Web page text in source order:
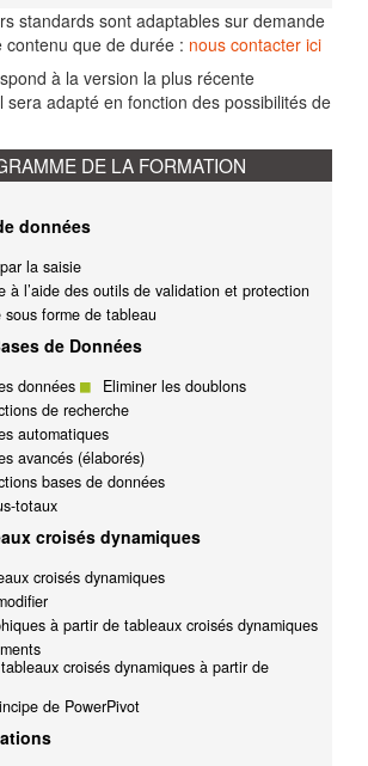
standards sont adaptables sur demande
que de durée : nous contacter ici
à la version la plus récente
sera adapté en fonction des possibilités de
DE LA FORMATION
données
la saisie
à l’aide des outils de validation et protection
sous forme de tableau
de Données
données
Eliminer les doublons
de recherche
automatiques
avancés (élaborés)
bases de données
totaux
croisés dynamiques
croisés dynamiques
à partir de tableaux croisés dynamiques
croisés dynamiques à partir de
de PowerPivot